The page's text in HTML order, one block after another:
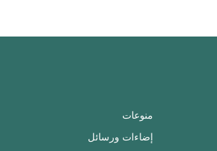
منوعات
إضاءات ورسائل